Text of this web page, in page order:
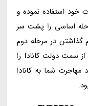
خود استفاده نموده و
اساسی را پشت سر
گذاشتن در مرحله دوم
سمت دولت کانادا را
شما به کانادا